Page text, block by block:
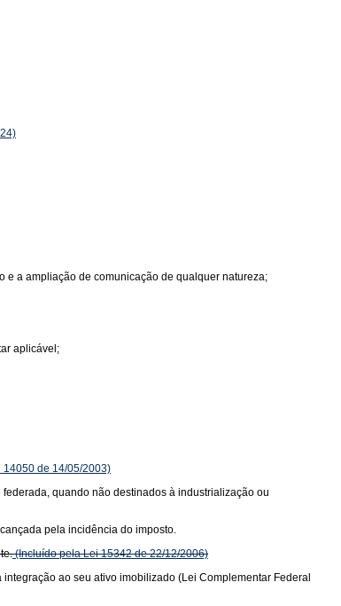
e a ampliação de comunicação de qualquer natureza;
aplicável;
de 14/05/2003)
quando não destinados à industrialização ou
pela incidência do imposto.
(Incluído pela Lei 15342 de 22/12/2006)
ao seu ativo imobilizado (Lei Complementar Federal